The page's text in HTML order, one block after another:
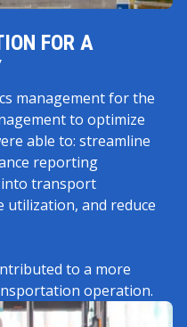
FOR A
management for the
to optimize
able to: streamline
reporting
into transport
and reduce
to a more
operation.